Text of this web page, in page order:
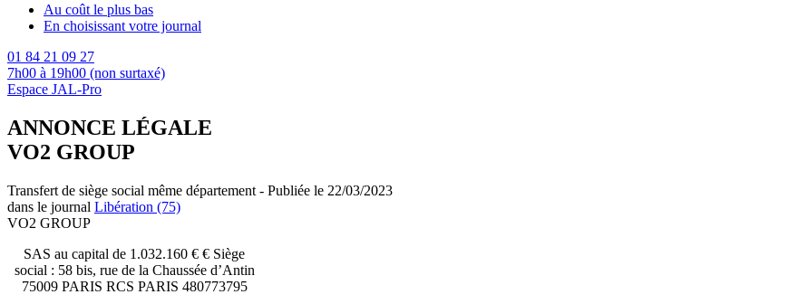
Au coût le plus bas
En choisissant votre journal
01 84 21 09 27
7h00 à 19h00 (non surtaxé)
Espace JAL-Pro
ANNONCE LÉGALE
VO2 GROUP
Transfert de siège social même département - Publiée le 22/03/2023
dans le journal Libération (75)
VO2 GROUP
SAS au capital de 1.032.160 € € Siège
social : 58 bis, rue de la Chaussée d’Antin
75009 PARIS RCS PARIS 480773795